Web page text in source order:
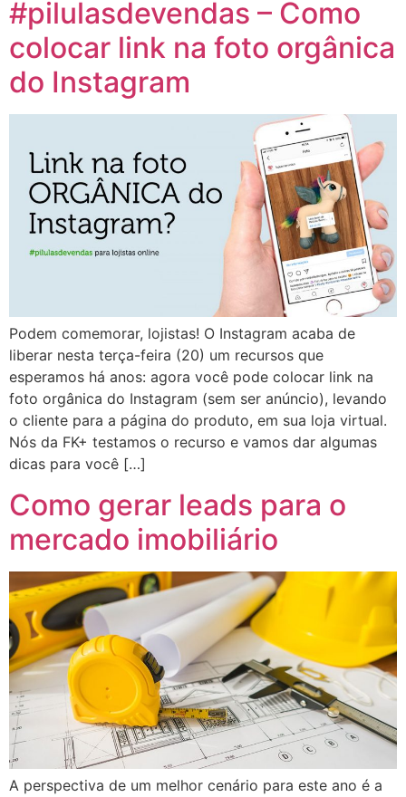
#pilulasdevendas – Como
colocar link na foto orgânica
do Instagram
Podem comemorar, lojistas! O Instagram acaba de
liberar nesta terça-feira (20) um recursos que
esperamos há anos: agora você pode colocar link na
foto orgânica do Instagram (sem ser anúncio), levando
o cliente para a página do produto, em sua loja virtual.
Nós da FK+ testamos o recurso e vamos dar algumas
dicas para você […]
Como gerar leads para o
mercado imobiliário
A perspectiva de um melhor cenário para este ano é a